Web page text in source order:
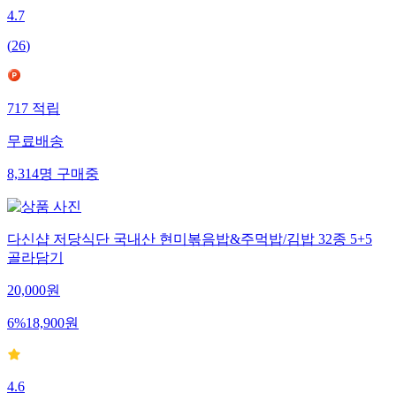
4.7
(26)
717 적립
무료배송
8,314명 구매중
다신샵 저당식단 국내산 현미볶음밥&주먹밥/김밥 32종 5+5
골라담기
20,000원
6%18,900원
4.6